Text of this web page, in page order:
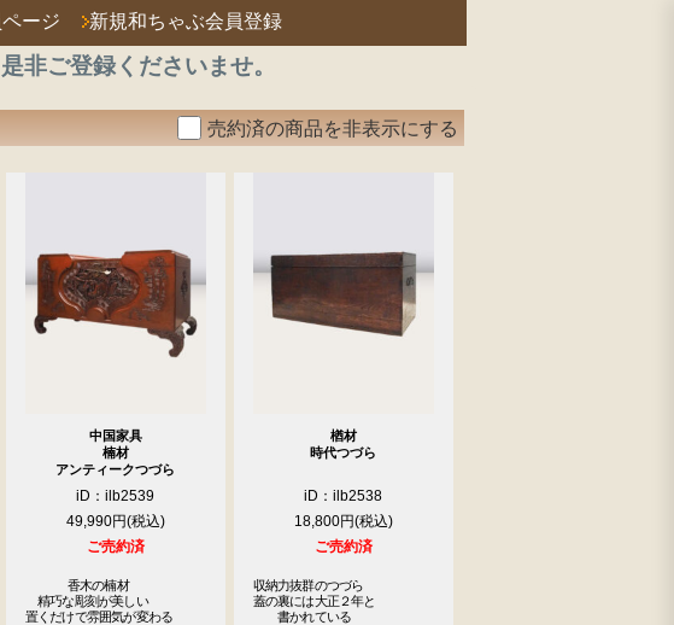
ージ 新規和ちゃぶ会員登録
非ご登録くださいませ。
売約済の商品を非表示にする
中国家具
楠材
アンティークつづら
iD：ilb2539
49,990円
ご売約済
精巧な彫刻が美しい
置くだけで雰囲気が変わる
楢材
時代つづら
iD：ilb2538
18,800円
ご売約済
収納力抜群のつづら
蓋の裏には大正２年と
書かれている